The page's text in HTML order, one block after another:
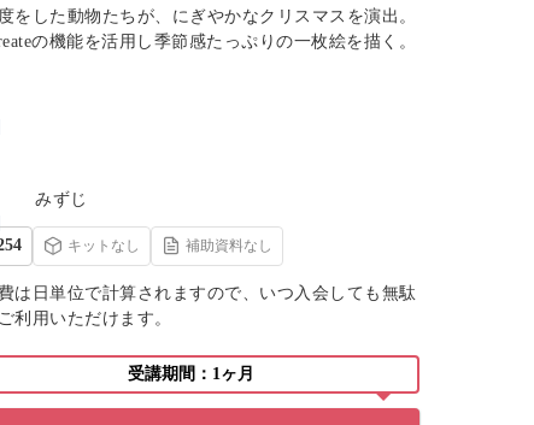
をした動物たちが、にぎやかなクリスマスを演出。
の機能を活用し季節感たっぷりの一枚絵を描く。
みずじ
キットなし 補助資料なし
は日単位で計算されますので、いつ入会しても無駄
利用いただけます。
受講期間：1ヶ月